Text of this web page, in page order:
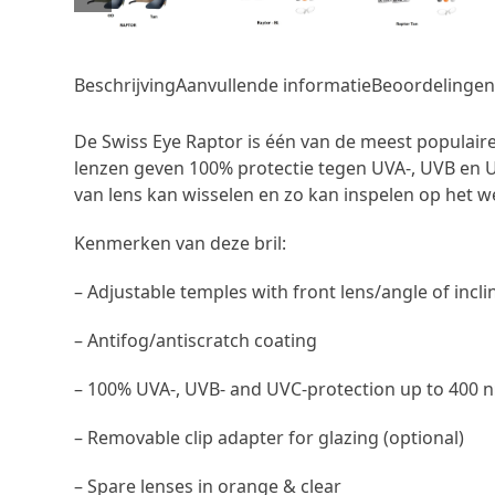
BeschrijvingAanvullende informatie
De Swiss Eye Raptor is één van de meest
lenzen geven 100% protectie tegen UVA-, UVB
van lens kan wisselen en zo kan inspelen op het
Kenmerken van deze bril:
– Adjustable temples with front lens/angle of
– Antifog/antiscratch coating
– 100% UVA-, UVB- and UVC-protection up to 400
– Removable clip adapter for glazing (optional)
– Spare lenses in orange & clear